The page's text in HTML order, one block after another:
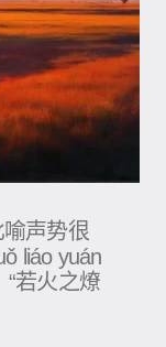
声势很
liáo yuán
“若火之燎